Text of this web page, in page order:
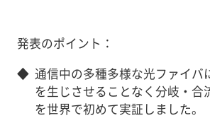
発表のポイント：
◆ 通信中の多種多様な光ファイバ
を生じさせることなく分岐・合
を世界で初めて実証しました。